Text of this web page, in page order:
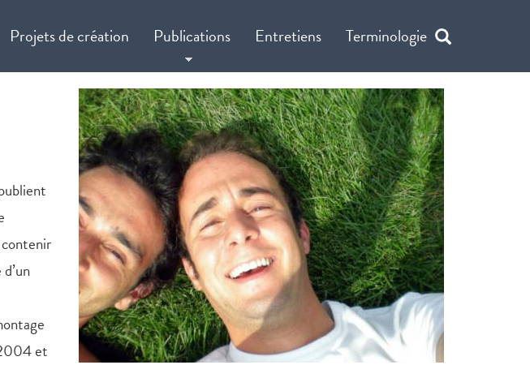
Projets de création Publications Entretiens Terminologie
et